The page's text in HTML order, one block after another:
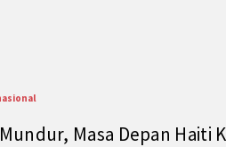
Masa Depan Haiti